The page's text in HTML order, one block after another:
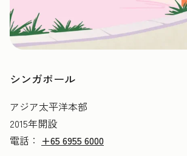
シンガポール
アジア太平洋本部
2015年開設
電話： +65 6955 6000